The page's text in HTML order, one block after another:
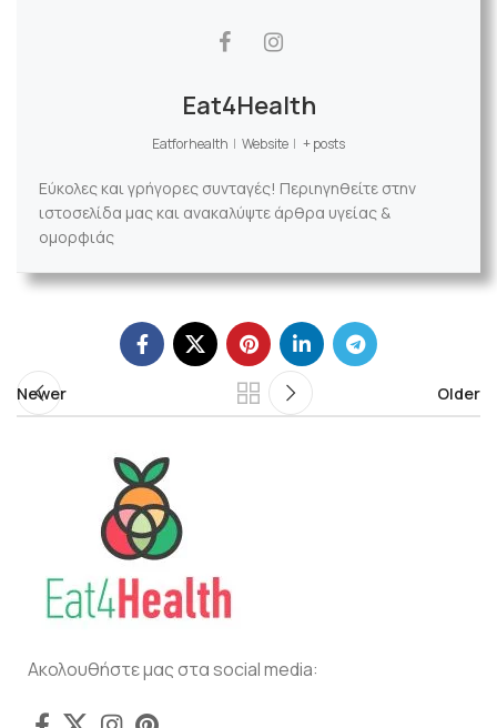
Eat4Health
Eatforhealth | Website | + posts
Εύκολες και γρήγορες συνταγές! Περιηγηθείτε στην
ιστοσελίδα μας και ανακαλύψτε άρθρα υγείας &
ομορφιάς
Newer Older
Ακολουθήστε μας στα social media: